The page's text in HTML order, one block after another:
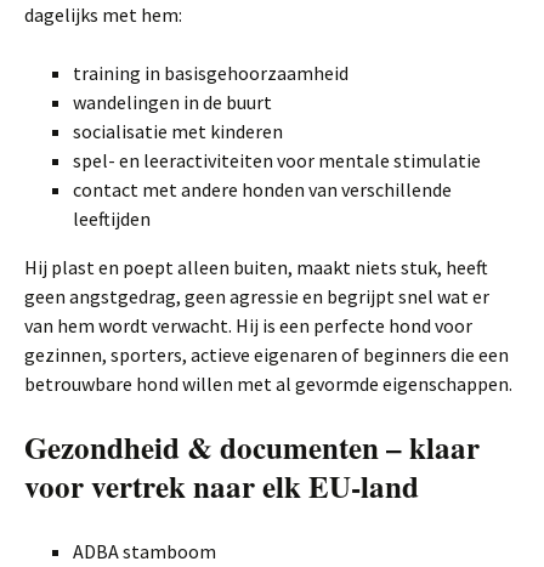
dagelijks met hem:
training in basisgehoorzaamheid
wandelingen in de buurt
socialisatie met kinderen
spel- en leeractiviteiten voor mentale stimulatie
contact met andere honden van verschillende
leeftijden
Hij plast en poept alleen buiten, maakt niets stuk, heeft
geen angstgedrag, geen agressie en begrijpt snel wat er
van hem wordt verwacht. Hij is een perfecte hond voor
gezinnen, sporters, actieve eigenaren of beginners die een
betrouwbare hond willen met al gevormde eigenschappen.
Gezondheid & documenten – klaar
voor vertrek naar elk EU-land
ADBA stamboom